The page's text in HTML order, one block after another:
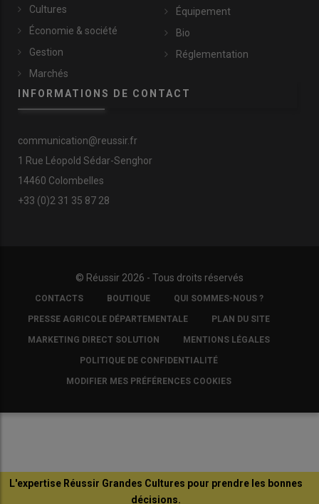
Cultures
Économie & société
Gestion
Marchés
Équipement
Bio
Réglementation
INFORMATIONS DE CONTACT
communication@reussir.fr
1 Rue Léopold Sédar-Senghor
14460 Colombelles
+33 (0)2 31 35 87 28
© Réussir 2026 - Tous droits réservés
FOOTER
COPYRIGHT
CONTACTS BOUTIQUE QUI SOMMES-NOUS ?
PRESSE AGRICOLE DÉPARTEMENTALE PLAN DU SITE
MARKETING DIRECT SOLUTION MENTIONS LÉGALES
POLITIQUE DE CONFIDENTIALITÉ
MODIFIER MES PRÉFÉRENCES COOKIES
L'expertise Réussir Grandes Cultures pour prendre les bonnes
décisions.